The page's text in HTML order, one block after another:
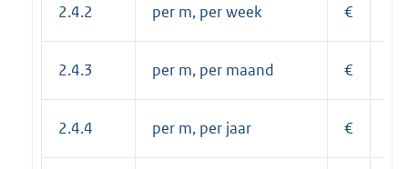
2.4.2 per m, per week €
2.4.3 per m, per maand €
2.4.4 per m, per jaar €